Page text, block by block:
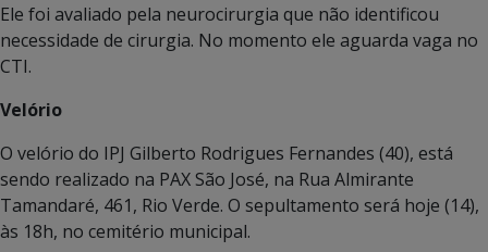
Ele foi avaliado pela neurocirurgia que não identificou
necessidade de cirurgia. No momento ele aguarda vaga no
CTI.
Velório
O velório do IPJ Gilberto Rodrigues Fernandes (40), está
sendo realizado na PAX São José, na Rua Almirante
Tamandaré, 461, Rio Verde. O sepultamento será hoje (14),
às 18h, no cemitério municipal.